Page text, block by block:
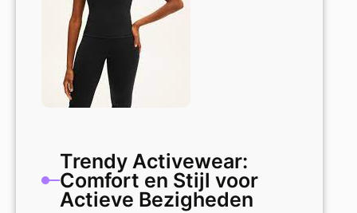
Trendy Activewear:
Comfort en Stijl voor
Actieve Bezigheden